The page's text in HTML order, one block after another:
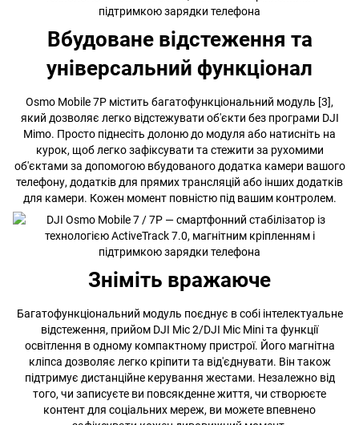
Вбудоване відстеження та
універсальний функціонал
Osmo Mobile 7P містить багатофункціональний модуль [3],
який дозволяє легко відстежувати об'єкти без програми DJI
Mimo. Просто піднесіть долоню до модуля або натисніть на
курок, щоб легко зафіксувати та стежити за рухомими
об'єктами за допомогою вбудованого додатка камери вашого
телефону, додатків для прямих трансляцій або інших додатків
для камери. Кожен момент повністю під вашим контролем.
Зніміть вражаюче
Багатофункціональний модуль поєднує в собі інтелектуальне
відстеження, прийом DJI Mic 2/DJI Mic Mini та функції
освітлення в одному компактному пристрої. Його магнітна
кліпса дозволяє легко кріпити та від'єднувати. Він також
підтримує дистанційне керування жестами. Незалежно від
того, чи записуєте ви повсякденне життя, чи створюєте
контент для соціальних мереж, ви можете впевнено